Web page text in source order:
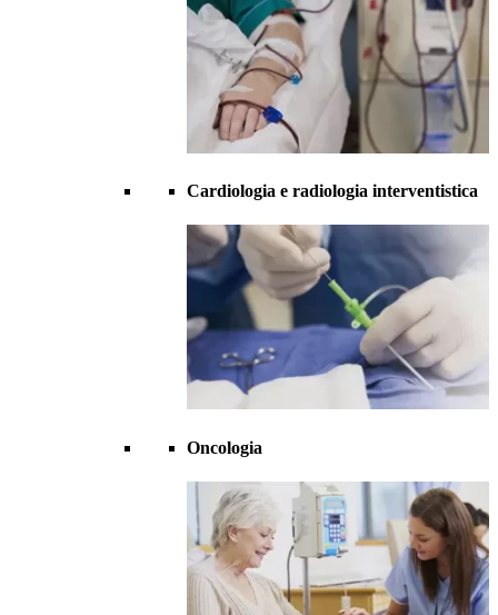
Cardiologia e radiologia interventistica
Oncologia